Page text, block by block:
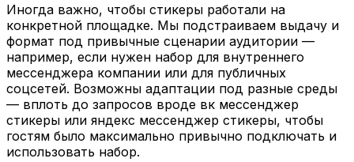
Иногда важно, чтобы стикеры работали на
конкретной площадке. Мы подстраиваем выдачу и
формат под привычные сценарии аудитории —
например, если нужен набор для внутреннего
мессенджера компании или для публичных
соцсетей. Возможны адаптации под разные среды
— вплоть до запросов вроде вк мессенджер
стикеры или яндекс мессенджер стикеры, чтобы
гостям было максимально привычно подключать и
использовать набор.